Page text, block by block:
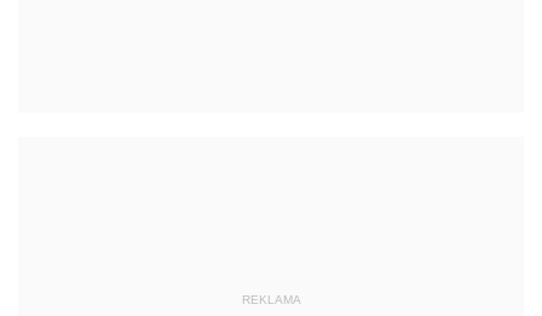
REKLAMA